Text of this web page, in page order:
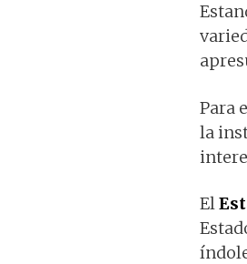
Para
la
El